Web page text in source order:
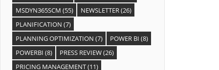
MSDYN365SCM (55) NEWSLETTER(26)
PLANIFICATION (7)
PLANNING OPTIMIZATION (7) POWER BI (8)
POWERBI (8) PRESS REVIEW(26)
PRICING MANAGEMENT(11)